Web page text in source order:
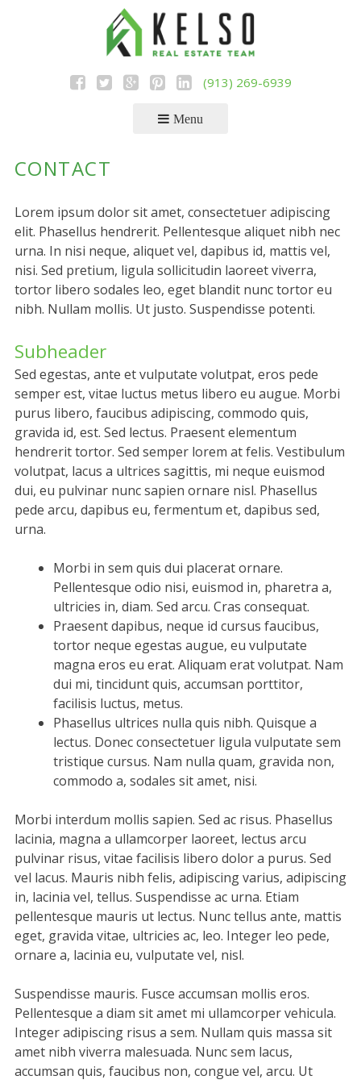
(913) 269-6939
Menu
CONTACT
Lorem ipsum dolor sit amet, consectetuer adipiscing
elit. Phasellus hendrerit. Pellentesque aliquet nibh nec
urna. In nisi neque, aliquet vel, dapibus id, mattis vel,
nisi. Sed pretium, ligula sollicitudin laoreet viverra,
tortor libero sodales leo, eget blandit nunc tortor eu
nibh. Nullam mollis. Ut justo. Suspendisse potenti.
Subheader
Sed egestas, ante et vulputate volutpat, eros pede
semper est, vitae luctus metus libero eu augue. Morbi
purus libero, faucibus adipiscing, commodo quis,
gravida id, est. Sed lectus. Praesent elementum
hendrerit tortor. Sed semper lorem at felis. Vestibulum
volutpat, lacus a ultrices sagittis, mi neque euismod
dui, eu pulvinar nunc sapien ornare nisl. Phasellus
pede arcu, dapibus eu, fermentum et, dapibus sed,
urna.
Morbi in sem quis dui placerat ornare.
Pellentesque odio nisi, euismod in, pharetra a,
ultricies in, diam. Sed arcu. Cras consequat.
Praesent dapibus, neque id cursus faucibus,
tortor neque egestas augue, eu vulputate
magna eros eu erat. Aliquam erat volutpat. Nam
dui mi, tincidunt quis, accumsan porttitor,
facilisis luctus, metus.
Phasellus ultrices nulla quis nibh. Quisque a
lectus. Donec consectetuer ligula vulputate sem
tristique cursus. Nam nulla quam, gravida non,
commodo a, sodales sit amet, nisi.
Morbi interdum mollis sapien. Sed ac risus. Phasellus
lacinia, magna a ullamcorper laoreet, lectus arcu
pulvinar risus, vitae facilisis libero dolor a purus. Sed
vel lacus. Mauris nibh felis, adipiscing varius, adipiscing
in, lacinia vel, tellus. Suspendisse ac urna. Etiam
pellentesque mauris ut lectus. Nunc tellus ante, mattis
eget, gravida vitae, ultricies ac, leo. Integer leo pede,
ornare a, lacinia eu, vulputate vel, nisl.
Suspendisse mauris. Fusce accumsan mollis eros.
Pellentesque a diam sit amet mi ullamcorper vehicula.
Integer adipiscing risus a sem. Nullam quis massa sit
amet nibh viverra malesuada. Nunc sem lacus,
accumsan quis, faucibus non, congue vel, arcu. Ut